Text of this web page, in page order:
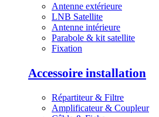
Antenne extérieure
LNB Satellite
Antenne intérieure
Parabole & kit satellite
Fixation
Accessoire installation
Répartiteur & Filtre
Amplificateur & Coupleur